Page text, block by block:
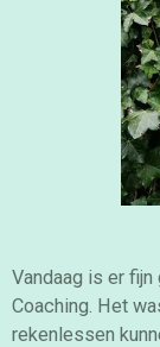
Vandaag is er
Coaching. Het
rekenlessen